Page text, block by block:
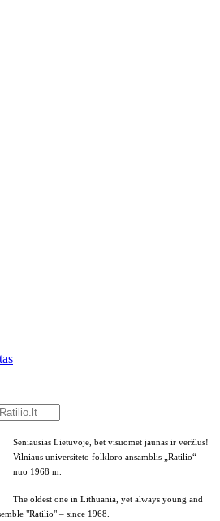
Seniausias Lietuvoje, bet visuomet jaunas ir veržlus!
Vilniaus universiteto folkloro ansamblis „Ratilio“ –
nuo 1968 m.
The oldest one in Lithuania, yet always young and
"Ratilio" – since 1968.